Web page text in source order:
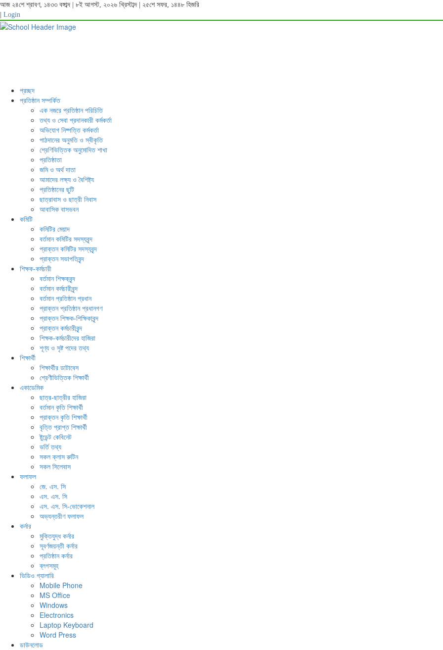
আজ ২৪শে শ্রাবণ, ১৪৩৩ বঙ্গাব্দ | ৮ই আগস্ট, ২০২৬ খ্রিস্টাব্দ | ২৫শে সফর, ১৪৪৮ হিজরি
Login
প্রচ্ছদ
প্রতিষ্ঠান সম্পর্কিত
এক নজরে প্রতিষ্ঠান পরিচিতি
তথ্য ও সেবা প্রদানকারী কর্মকর্তা
অভিযোগ নিষ্পত্তি কর্মকর্তা
পাঠদানের অনুমতি ও স্বীকৃতি
শ্রেণিভিত্তিক অনুমোদিত শাখা
প্রতিষ্ঠাতা
জমি ও অর্থ দাতা
আমাদের লক্ষ্য ও বৈশিষ্ট্য
প্রতিষ্ঠানের ছুটি
ছাত্রাবাস ও ছাত্রী নিবাস
আবাসিক বাসভবন
কমিটি
কমিটির মেয়াদ
বর্তমান কমিটির সদস্যবৃন্দ
প্রাক্তন কমিটির সদস্যবৃন্দ
প্রাক্তন সভাপতিবৃন্দ
শিক্ষক-কর্মচারী
বর্তমান শিক্ষকবৃন্দ
বর্তমান কর্মচারীবৃন্দ
বর্তমান প্রতিষ্ঠান প্রধান
প্রাক্তন প্রতিষ্ঠান প্রধানগণ
প্রাক্তন শিক্ষক-শিক্ষিকাবৃন্দ
প্রাক্তন কর্মচারীবৃন্দ
শিক্ষক-কর্মচারীদের হাজিরা
শূণ্য ও সৃষ্ট পদের তথ্য
শিক্ষার্থী
শিক্ষার্থীর ডাটাবেস
শ্রেণীভিত্তিক শিক্ষার্থী
একাডেমিক
ছাত্র-ছাত্রীর হাজিরা
বর্তমান কৃতি শিক্ষার্থী
প্রাক্তন কৃতি শিক্ষার্থী
বৃত্তি প্রাপ্ত শিক্ষার্থী
ষ্টুডেন্ট কেবিনেট
ভর্তি তথ্য
সকল ক্লাস রুটিন
সকল সিলেবাস
ফলাফল
জে. এস. সি
এস. এস. সি
এস. এস. সি-ভোকেশনাল
অভ্যন্তরীণ ফলাফল
কর্নার
মুক্তিযুদ্ধ কর্নার
সূবর্ণজয়ন্তী কর্নার
প্রতিষ্ঠান কর্নার
ব্লগসমূহ
ভিডিও গ্যালারি
Mobile Phone
MS Office
Windows
Electronics
Laptop Keyboard
Word Press
ডাউনলোড